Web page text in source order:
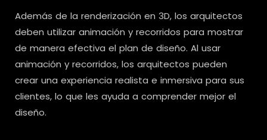
Además de la renderización en 3D, los arquitectos
deben utilizar animación y recorridos para mostrar
de manera efectiva el plan de diseño. Al usar
animación y recorridos, los arquitectos pueden
crear una experiencia realista e inmersiva para sus
clientes, lo que les ayuda a comprender mejor el
diseño.